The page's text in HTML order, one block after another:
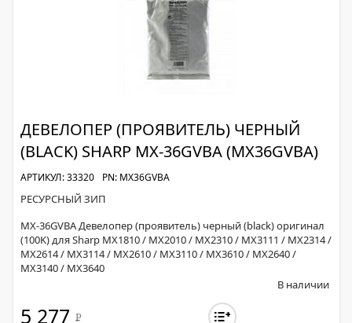
ДЕВЕЛОПЕР (ПРОЯВИТЕЛЬ) ЧЕРНЫЙ
(BLACK) SHARP MX-36GVBA (MX36GVBA)
АРТИКУЛ: 33320 PN: MX36GVBA
РЕСУРСНЫЙ ЗИП
MX-36GVBA Девелопер (проявитель) черный (black) оригинал
(100K) для Sharp MX1810 / MX2010 / MX2310 / MX3111 / MX2314 /
MX2614 / MX3114 / MX2610 / MX3110 / MX3610 / MX2640 /
MX3140 / MX3640
В наличии
5 277 Р